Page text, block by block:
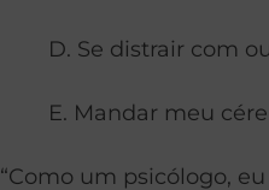
D. Se distrair com
E. Mandar meu
“Como um psicólogo,